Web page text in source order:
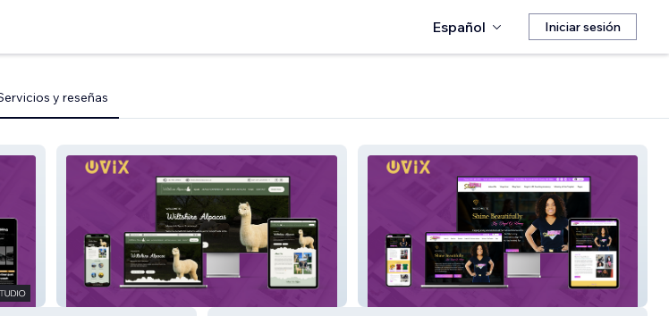
Español Iniciar sesión
y reseñas
Wiltshire Alpacas Shine Beautifully